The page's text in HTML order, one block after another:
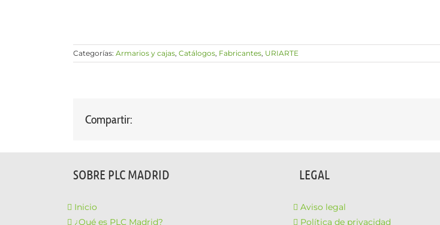
Categorías: Armarios y cajas, Catálogos, Fabricantes, URIARTE
Compartir:
SOBRE PLC MADRID
Inicio
¿Qué es PLC Madrid?
LEGAL
Aviso legal
Política de privacidad